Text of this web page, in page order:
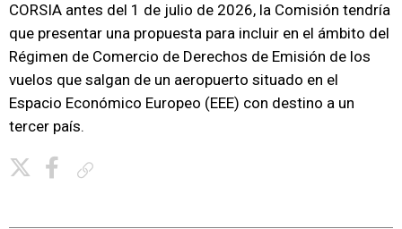
CORSIA antes del 1 de julio de 2026, la Comisión tendría
que presentar una propuesta para incluir en el ámbito del
Régimen de Comercio de Derechos de Emisión de los
vuelos que salgan de un aeropuerto situado en el
Espacio Económico Europeo (EEE) con destino a un
tercer país.